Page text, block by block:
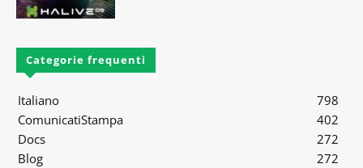
Categorie frequenti
Italiano
798
ComunicatiStampa
402
Docs
272
Blog
272